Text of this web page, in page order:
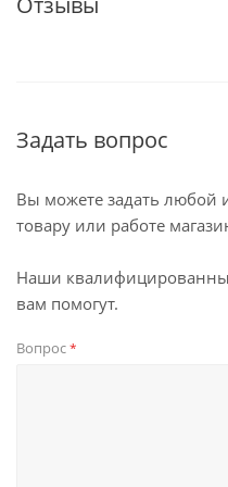
Задать вопрос
Вы можете задать любой
товару или работе
Наши
вам помогут.
Вопрос*